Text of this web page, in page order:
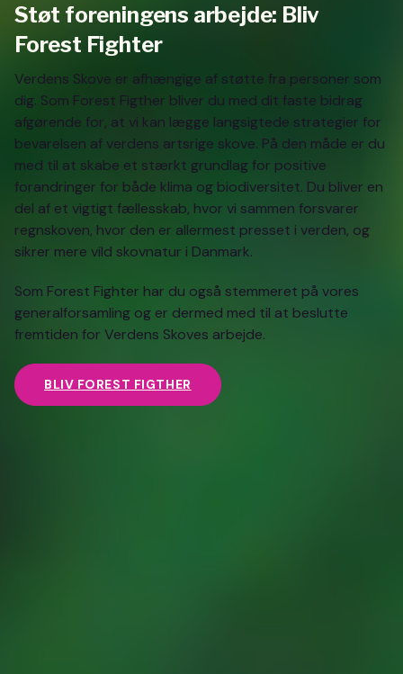
Støt foreningens arbejde: Bliv
Forest Fighter
Verdens Skove er afhængige af støtte fra personer som
dig. Som Forest Figther bliver du med dit faste bidrag
afgørende for, at vi kan lægge langsigtede strategier for
bevarelsen af verdens artsrige skove. På den måde er du
med til at skabe et stærkt grundlag for positive
forandringer for både klima og biodiversitet. Du bliver en
del af et vigtigt fællesskab, hvor vi sammen forsvarer
regnskoven, hvor den er allermest presset i verden, og
sikrer mere vild skovnatur i Danmark.
Som Forest Fighter har du også stemmeret på vores
generalforsamling og er dermed med til at beslutte
fremtiden for Verdens Skoves arbejde.
BLIV FOREST FIGTHER